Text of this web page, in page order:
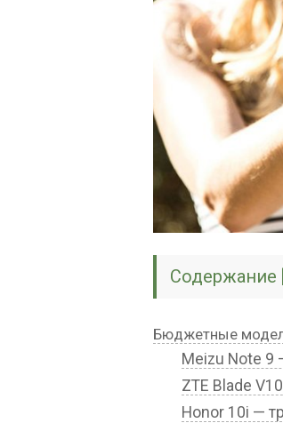
Содержание
Бюджетные
Meizu Note
ZTE Blade
Honor 10i —